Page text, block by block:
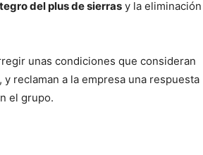
del plus de sierras y la eliminación
unas condiciones que consideran
reclaman a la empresa una respuesta
el grupo.